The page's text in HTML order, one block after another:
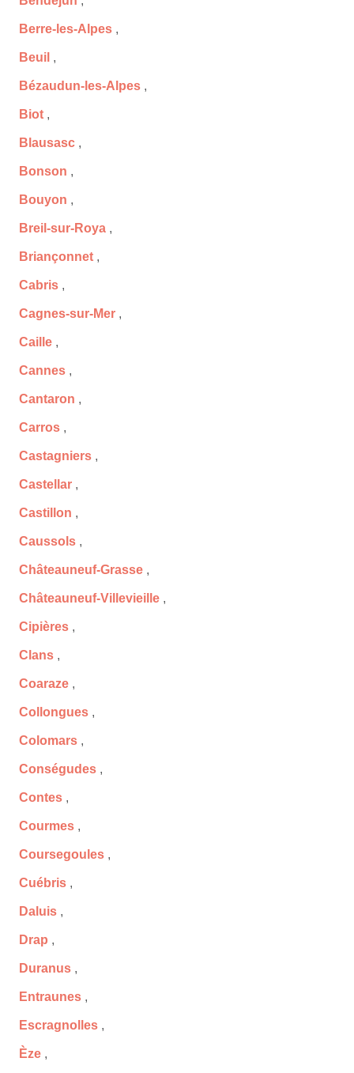
Berre-les-Alpes ,
Beuil ,
Bézaudun-les-Alpes ,
Biot ,
Blausasc ,
Bonson ,
Bouyon ,
Breil-sur-Roya ,
Briançonnet ,
Cabris ,
Cagnes-sur-Mer ,
Caille ,
Cannes ,
Cantaron ,
Carros ,
Castagniers ,
Castellar ,
Castillon ,
Caussols ,
Châteauneuf-Grasse ,
Châteauneuf-Villevieille ,
Cipières ,
Clans ,
Coaraze ,
Collongues ,
Colomars ,
Conségudes ,
Contes ,
Courmes ,
Coursegoules ,
Cuébris ,
Daluis ,
Drap ,
Duranus ,
Entraunes ,
Escragnolles ,
Èze ,